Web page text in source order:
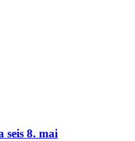
seis 8. mai